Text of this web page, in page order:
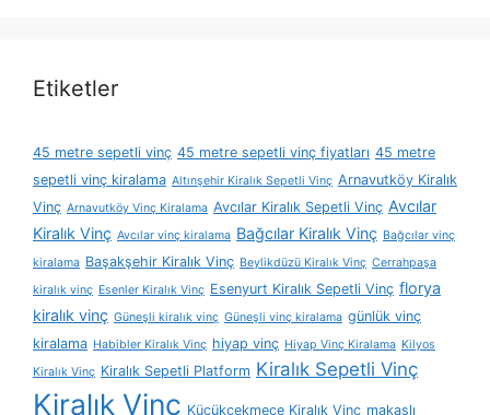
Etiketler
45 metre sepetli vinç 45 metre sepetli vinç fiyatları 45 metre
sepetli vinç kiralama Altınşehir Kiralık Sepetli Vinç Arnavutköy Kiralık
Vinç Arnavutköy Vinç Kiralama Avcılar Kiralık Sepetli Vinç Avcılar
Kiralık Vinç Avcılar vinç kiralama Bağcılar Kiralık Vinç Bağcılar vinç
kiralama Başakşehir Kiralık Vinç Beylikdüzü Kiralık Vinç Cerrahpaşa
kiralık vinç Esenler Kiralık Vinç Esenyurt Kiralık Sepetli Vinç florya
kiralık vinç Güneşli kiralık vinç Güneşli vinç kiralama günlük vinç
kiralama Habibler Kiralık Vinç hiyap vinç Hiyap Vinç Kiralama Kilyos
Kiralık Vinç Kiralık Sepetli Platform Kiralık Sepetli Vinç
Kiralık Vinç Küçükçekmece Kiralık Vinç makaslı